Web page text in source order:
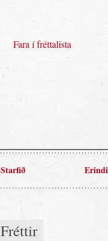
Fara í fréttalista
Starfið Erindi
Fréttir